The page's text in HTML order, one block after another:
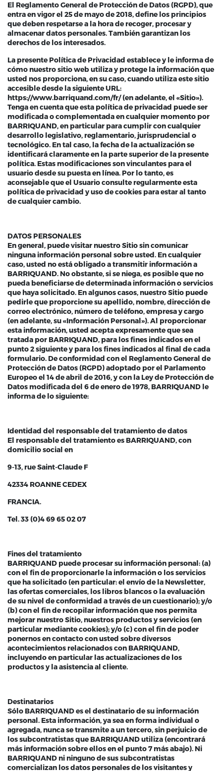
El Reglamento General de Protección de Datos (RGPD), que
entra en vigor el 25 de mayo de 2018, define los principios
que deben respetarse a la hora de recoger, procesar y
almacenar datos personales. También garantizan los
derechos de los interesados.
La presente Política de Privacidad establece y le informa de
cómo nuestro sitio web utiliza y protege la información que
usted nos proporciona, en su caso, cuando utiliza este sitio
accesible desde la siguiente URL:
https://www.barriquand.com/fr/ (en adelante, el «Sitio»).
Tenga en cuenta que esta política de privacidad puede ser
modificada o complementada en cualquier momento por
BARRIQUAND, en particular para cumplir con cualquier
desarrollo legislativo, reglamentario, jurisprudencial o
tecnológico. En tal caso, la fecha de la actualización se
identificará claramente en la parte superior de la presente
política. Estas modificaciones son vinculantes para el
usuario desde su puesta en línea. Por lo tanto, es
aconsejable que el Usuario consulte regularmente esta
política de privacidad y uso de cookies para estar al tanto
de cualquier cambio.
DATOS PERSONALES
En general, puede visitar nuestro Sitio sin comunicar
ninguna información personal sobre usted. En cualquier
caso, usted no está obligado a transmitir información a
BARRIQUAND. No obstante, si se niega, es posible que no
pueda beneficiarse de determinada información o servicios
que haya solicitado. En algunos casos, nuestro Sitio puede
pedirle que proporcione su apellido, nombre, dirección de
correo electrónico, número de teléfono, empresa y cargo
(en adelante, su «Información Personal»). Al proporcionar
esta información, usted acepta expresamente que sea
tratada por BARRIQUAND, para los fines indicados en el
punto 2 siguiente y para los fines indicados al final de cada
formulario. De conformidad con el Reglamento General de
Protección de Datos (RGPD) adoptado por el Parlamento
Europeo el 14 de abril de 2016, y con la Ley de Protección de
Datos modificada del 6 de enero de 1978, BARRIQUAND le
informa de lo siguiente:
Identidad del responsable del tratamiento de datos
El responsable del tratamiento es BARRIQUAND, con
domicilio social en
9-13, rue Saint-Claude F
42334 ROANNE CEDEX
FRANCIA.
Tel. 33 (0)4 69 65 02 07
Fines del tratamiento
BARRIQUAND puede procesar su información personal: (a)
con el fin de proporcionarle la información o los servicios
que ha solicitado (en particular: el envío de la Newsletter,
las ofertas comerciales, los libros blancos o la evaluación
de su nivel de conformidad a través de un cuestionario); y/o
(b) con el fin de recopilar información que nos permita
mejorar nuestro Sitio, nuestros productos y servicios (en
particular mediante cookies); y/o (c) con el fin de poder
ponernos en contacto con usted sobre diversos
acontecimientos relacionados con BARRIQUAND,
incluyendo en particular las actualizaciones de los
productos y la asistencia al cliente.
Destinatarios
Sólo BARRIQUAND es el destinatario de su información
personal. Esta información, ya sea en forma individual o
agregada, nunca se transmite a un tercero, sin perjuicio de
los subcontratistas que BARRIQUAND utiliza (encontrará
más información sobre ellos en el punto 7 más abajo). Ni
BARRIQUAND ni ninguno de sus subcontratistas
comercializan los datos personales de los visitantes y